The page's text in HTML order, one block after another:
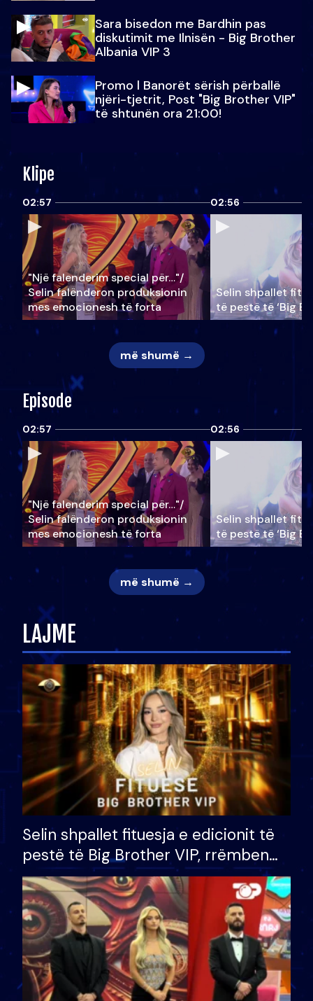
Sara bisedon me Bardhin pas
diskutimit me Ilnisën - Big Brother
Albania VIP 3
Promo l Banorët sërish përballë
njëri-tjetrit, Post "Big Brother VIP"
të shtunën ora 21:00!
Klipe
02:57
"Një falenderim special për…"/
Selin falënderon produksionin
mes emocionesh të forta
02:56
Selin shpallet
të pestë të ‘Big
më shumë →
Episode
02:57
"Një falenderim special për…"/
Selin falënderon produksionin
mes emocionesh të forta
02:56
Selin shpallet
të pestë të ‘Big
më shumë →
LAJME
Selin shpallet fituesja e edicionit të
pestë të Big Brother VIP, rrëmben
çmimin e madh prej 100 mijë eurosh